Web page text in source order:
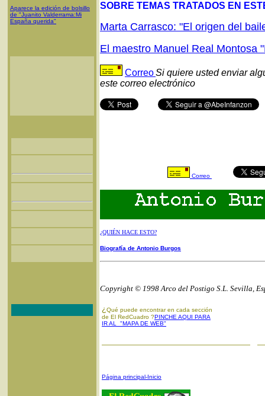
Aparece la edición de bolsillo
de "Juanito Valderrama:Mi
España querida"
SOBRE TEMAS TRATADOS EN
Marta Carrasco: "El origen del
El maestro Manuel Real Montosa
CorreoSi quiere usted enviar
este correo electrónico
Correo
¿QUIÉN HACE ESTO?
Biografía de Antonio Burgos
Copyright © 1998 Arco del Postigo S.L. Sevilla,
¿ Qué puede encontrar en cada sección
de El RedCuadro ?PINCHE AQUI PARA
IR AL "MAPA DE WEB"
Página principal-Inicio